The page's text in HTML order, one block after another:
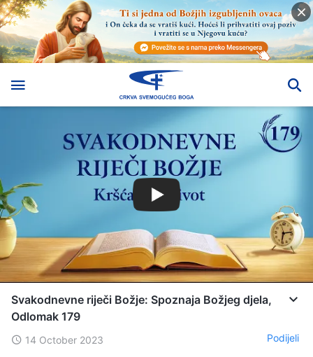
Svakodnevne riječi Božje: Spoznaja Božjeg djela,
Odlomak 179
14 October 2023 Podijeli